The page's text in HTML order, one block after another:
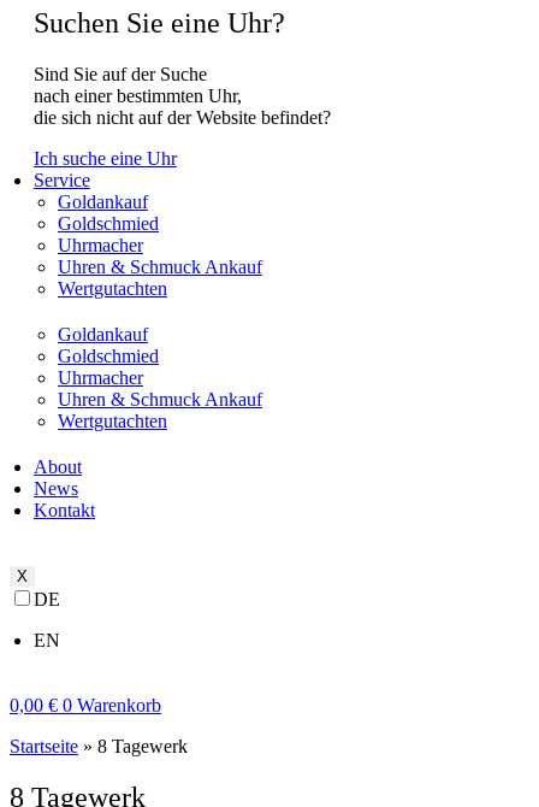
Suchen Sie eine Uhr?
Sind Sie auf der Suche
nach einer bestimmten Uhr,
die sich nicht auf der Website befindet?
Ich suche eine Uhr
Service
Goldankauf
Goldschmied
Uhrmacher
Uhren & Schmuck Ankauf
Wertgutachten
Goldankauf
Goldschmied
Uhrmacher
Uhren & Schmuck Ankauf
Wertgutachten
About
News
Kontakt
X
DE
EN
0,00 € 0 Warenkorb
Startseite » 8 Tagewerk
8 Tagewerk